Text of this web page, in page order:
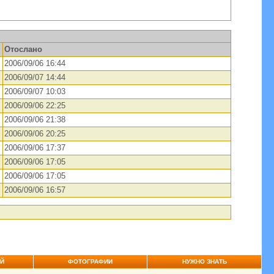
Отослано
2006/09/06 16:44
2006/09/07 14:44
2006/09/07 10:03
2006/09/06 22:25
2006/09/06 21:38
2006/09/06 20:25
2006/09/06 17:37
2006/09/06 17:05
2006/09/06 17:05
2006/09/06 16:57
ФОТОГРАФИИ НУЖНО ЗНАТЬ